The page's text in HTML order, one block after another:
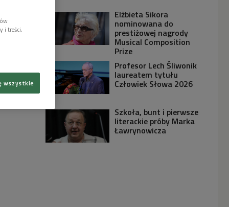
Elżbieta Sikora
nominowana do
prestiżowej nagrody
Musical Composition
Prize
Profesor Lech Śliwonik
laureatem tytułu
Człowiek Słowa 2026
Szkoła, bunt i pierwsze
literackie próby Marka
Ławrynowicza
i treści,
wszystkie